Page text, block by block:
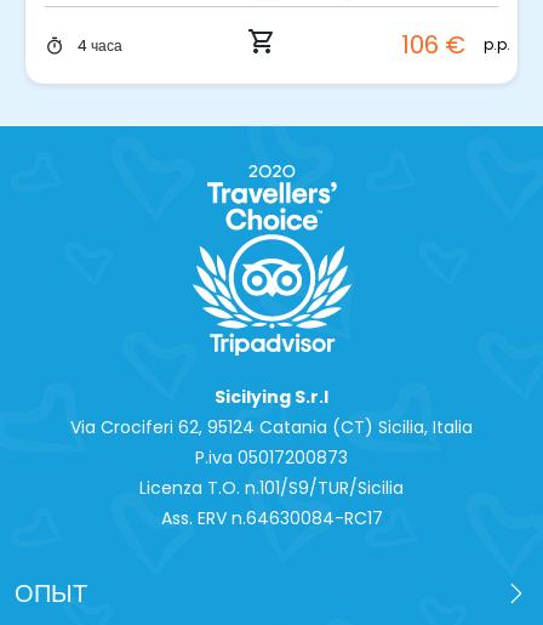
timer 4 часа shopping_cart 106 € p.p.
Sicilying S.r.l
Via Crociferi 62, 95124 Catania (CT) Sicilia, Italia
P.iva 0‍5017200873
Licenza T.O. n.101/S9/TUR/Sicilia
Ass. ERV n.64630084-RC17
ОПЫТ